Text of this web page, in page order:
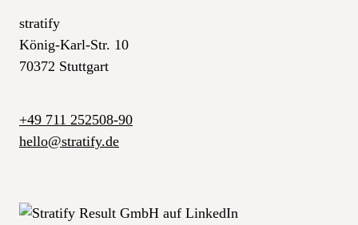
stratify
König-Karl-Str. 10
70372 Stuttgart
+49 711 252508-90
hello
_at_
stratify.de